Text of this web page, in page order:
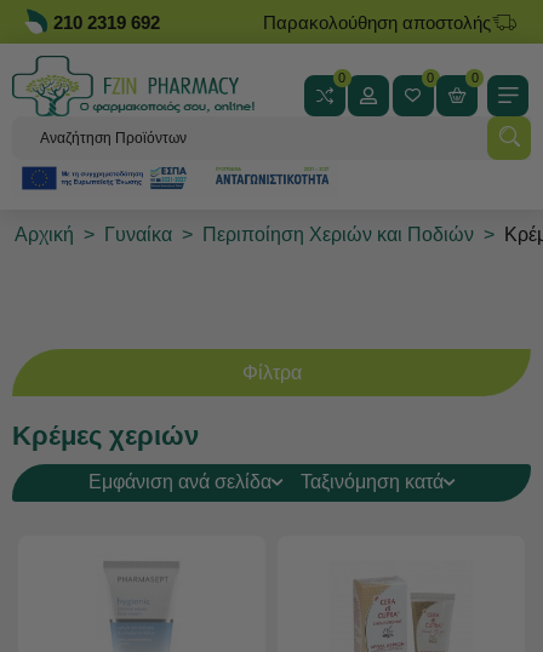
210 2319 692 Παρακολούθηση αποστολής
0 0 0
Αρχική > Γυναίκα > Περιποίηση Χεριών και Ποδιών >
Φίλτρα
Κρέμες χεριών
Εμφάνιση ανά σελίδα Ταξινόμηση κατά